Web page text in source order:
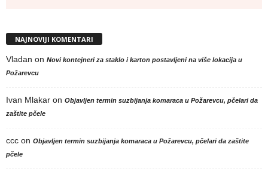
NAJNOVIJI KOMENTARI
Vladan on Novi kontejneri za staklo i karton postavljeni na više lokacija u
Požarevcu
Ivan Mlakar on Objavljen termin suzbijanja komaraca u Požarevcu, pčelari da
zaštite pčele
ccc on Objavljen termin suzbijanja komaraca u Požarevcu, pčelari da zaštite
pčele